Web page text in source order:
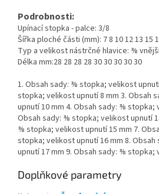
Podrobnosti:
Upínací stopka - palce: 3/8
Šířka ploché části (mm): 7 8 10 12 13 15
Typ a velikost nástrčné hlavice: ⅜
Délka mm:28 28 28 28 30 30 30 30 30
1. Obsah sady: ⅜ stopka; velikost
stopka; velikost upnutí 8 mm 3. Obsah
upnutí 10 mm 4. Obsah sady: ⅜ stopka;
Obsah sady: ⅜ stopka; velikost upnutí
⅜ stopka; velikost upnutí 15 mm 7.
stopka; velikost upnutí 16 mm 8.
upnutí 17 mm 9. Obsah sady: ⅜ stopka;
Doplňkové parametry